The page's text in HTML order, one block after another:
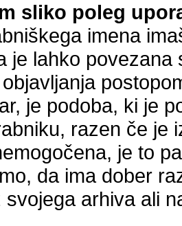
sliko poleg
imena
je lahko
je podoba, ki je
razen če je
je to
da ima dober
svojega arhiva ali